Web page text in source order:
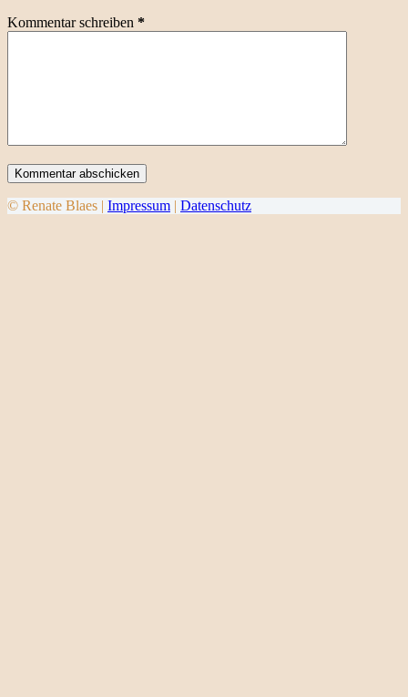
Kommentar schreiben *
Kommentar abschicken
© Renate Blaes | Impressum | Datenschutz